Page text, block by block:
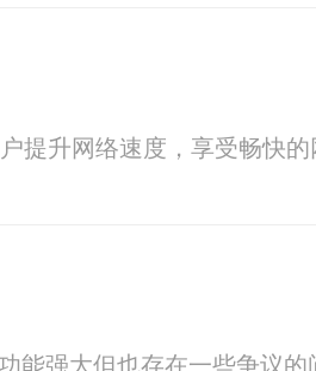
提升网络速度，享受畅快的
能强大但也存在一些争议的